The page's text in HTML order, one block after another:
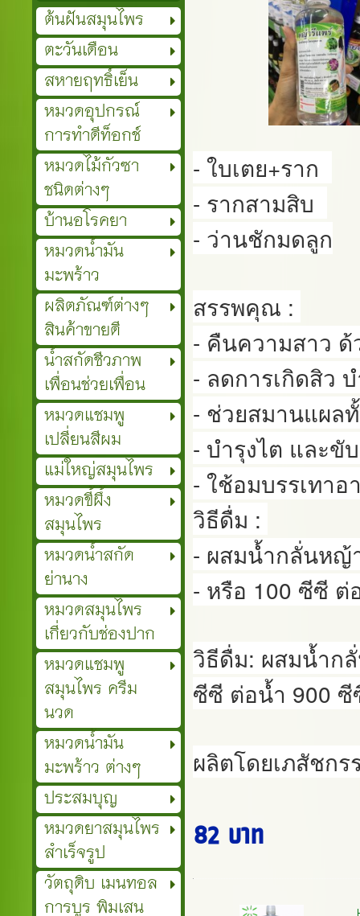
ต้นฝันสมุนไพร
ตะวันเดือน
สหายฤทธิ์เย็น
หมวดอุปกรณ์
การทำดีท็อกช์
หมวดไม้กัวซา
ชนิดต่างๆ
บ้านอโรคยา
หมวดน้ำมัน
มะพร้าว
ผลิตภัณฑ์ต่างๆ
สินค้าขายดี
น้ำสกัดชีวภาพ
เพื่อนช่วยเพื่อน
หมวดแชมพู
เปลี่ยนสีผม
แม่ใหญ่สมุนไพร
หมวดขี้ผึ้ง
สมุนไพร
หมวดน้ำสกัด
ย่านาง
หมวดสมุนไพร
เกี่ยวกับช่องปาก
หมวดแชมพู
สมุนไพร ครีม
นวด
หมวดน้ำมัน
มะพร้าว ต่างๆ
ประสมบุญ
หมวดยาสมุนไพร
สำเร็จรูป
วัตถุดิบ เมนทอล
การบูร พิมเสน
- ใบเตย+ราก
- รากสามสิบ
- ว่านชักมดลูก
สรรพคุณ :
- คืนความสาว
- ลดการเกิดสิว
- ช่วยสมานแผล
- บำรุงไต และขั
- ใช้อมบรรเทา
วิธีดื่ม :
- ผสมน้ำกลั่นหญ้
- หรือ 100 ซีซี ต่
วิธีดื่ม: ผสมน้ำก
ซีซี ต่อน้ำ 900 ซี
ผลิตโดยเภสัชก
82 บาท